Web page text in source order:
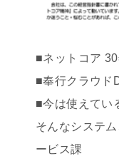
■ネットコア
■奉行クラウド
■今は使えてい
そんなシステ
ービス課